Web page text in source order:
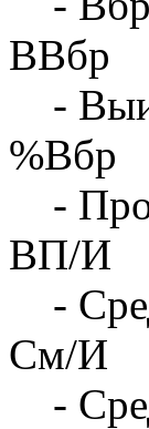
ВВбр
-
%Вбр
-
ВП/И
-
См/И
-